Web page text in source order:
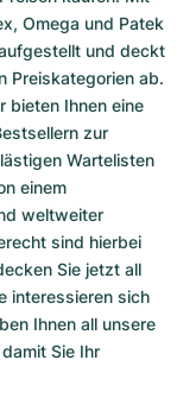
Omega und Patek
und deckt
Preiskategorien ab.
bieten Ihnen eine
zur
Wartelisten
einem
weltweiter
sind hierbei
Sie jetzt all
interessieren sich
Ihnen all unsere
Sie Ihr